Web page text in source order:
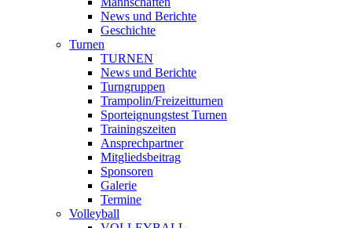
News und Berichte
Geschichte
Turnen
TURNEN
News und Berichte
Turngruppen
Trampolin/Freizeitturnen
Sporteignungstest Turnen
Trainingszeiten
Ansprechpartner
Mitgliedsbeitrag
Sponsoren
Galerie
Termine
Volleyball